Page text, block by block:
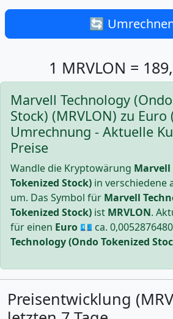
🔄
1 MRVLON =
Marvell Technology
Stock) (MRVLON) zu Euro
Umrechnung - Aktuelle
Preise
Wandle die Kryptowärung Marvell
Tokenized Stock) in verschiedene
um. Das Symbol für Marvell
Tokenized Stock) ist MRVLON.
für einen Euro 💶 ca.
Technology (Ondo Tokenized
Preisentwicklung